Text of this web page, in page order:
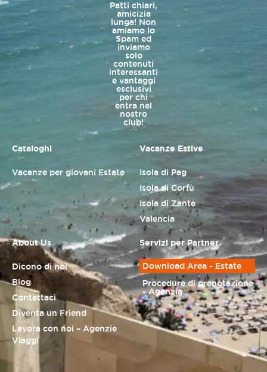
Patti chiari,
amicizia
lunga! Non
amiamo lo
Spam ed
inviamo
solo
contenuti
interessanti
e vantaggi
esclusivi
per chi
entra nel
nostro
club!
Cataloghi
Vacanze per giovani Estate
Vacanze Estive
Isola di Pag
Isola di Corfù
Isola di Zante
Valencia
About Us
Dicono di noi
Blog
Contattaci
Diventa un Friend
Lavora con noi – Agenzie
Viaggi
Servizi per Partner
Download Area - Estate
Procedure di prenotazione
- Agenzia